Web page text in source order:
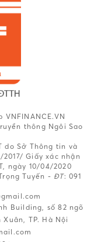
thông Ngôi Sao
do Sở Thông tin và
Giấy xác nhận
ngày 10/04/2020
Tuyến - ĐT: 091
Building, số 82 ngõ
TP. Hà Nội